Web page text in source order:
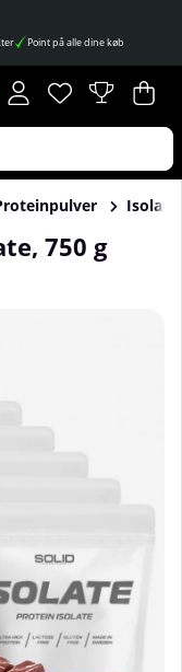
Point på alle dine køb
Ønskeliste
Antal på
. .
750 g
750 g